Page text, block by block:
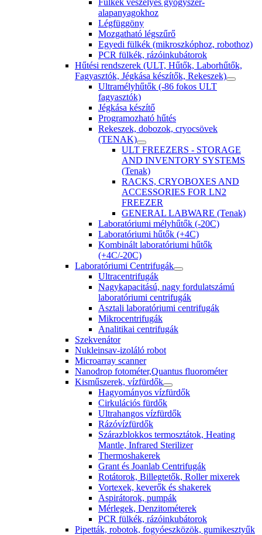
alapanyagokhoz
Légfüggöny
Mozgatható légszűrő
Egyedi fülkék (mikroszkóphoz, robothoz)
PCR fülkék, rázóinkubátorok
Hűtési rendszerek (ULT, Hűtők, Laborhűtők,
Fagyasztók, Jégkása készítők, Rekeszek)
Ultramélyhűtők (-86 fokos ULT
fagyasztók)
Jégkása készítő
Programozható hűtés
Rekeszek, dobozok, cryocsövek
(TENAK)
ULT FREEZERS - STORAGE
AND INVENTORY SYSTEMS
(Tenak)
RACKS, CRYOBOXES AND
ACCESSORIES FOR LN2
FREEZER
GENERAL LABWARE (Tenak)
Laboratóriumi mélyhűtők (-20C)
Laboratóriumi hűtők (+4C)
Kombinált laboratóriumi hűtők
(+4C/-20C)
Laboratóriumi Centrifugák
Ultracentrifugák
Nagykapacitású, nagy fordulatszámú
laboratóriumi centrifugák
Asztali laboratóriumi centrifugák
Mikrocentrifugák
Analitikai centrifugák
Szekvenátor
Nukleinsav-izoláló robot
Microarray scanner
Nanodrop fotométer,Quantus fluorométer
Kisműszerek, vízfürdők
Hagyományos vízfürdők
Cirkulációs fürdők
Ultrahangos vízfürdők
Rázóvízfürdők
Szárazblokkos termosztátok, Heating
Mantle, Infrared Sterilizer
Thermoshakerek
Grant és Joanlab Centrifugák
Rotátorok, Billegtetők, Roller mixerek
Vortexek, keverők és shakerek
Aspirátorok, pumpák
Mérlegek, Denzitométerek
PCR fülkék, rázóinkubátorok
Pipetták, robotok, fogyóeszközök, gumikesztyűk